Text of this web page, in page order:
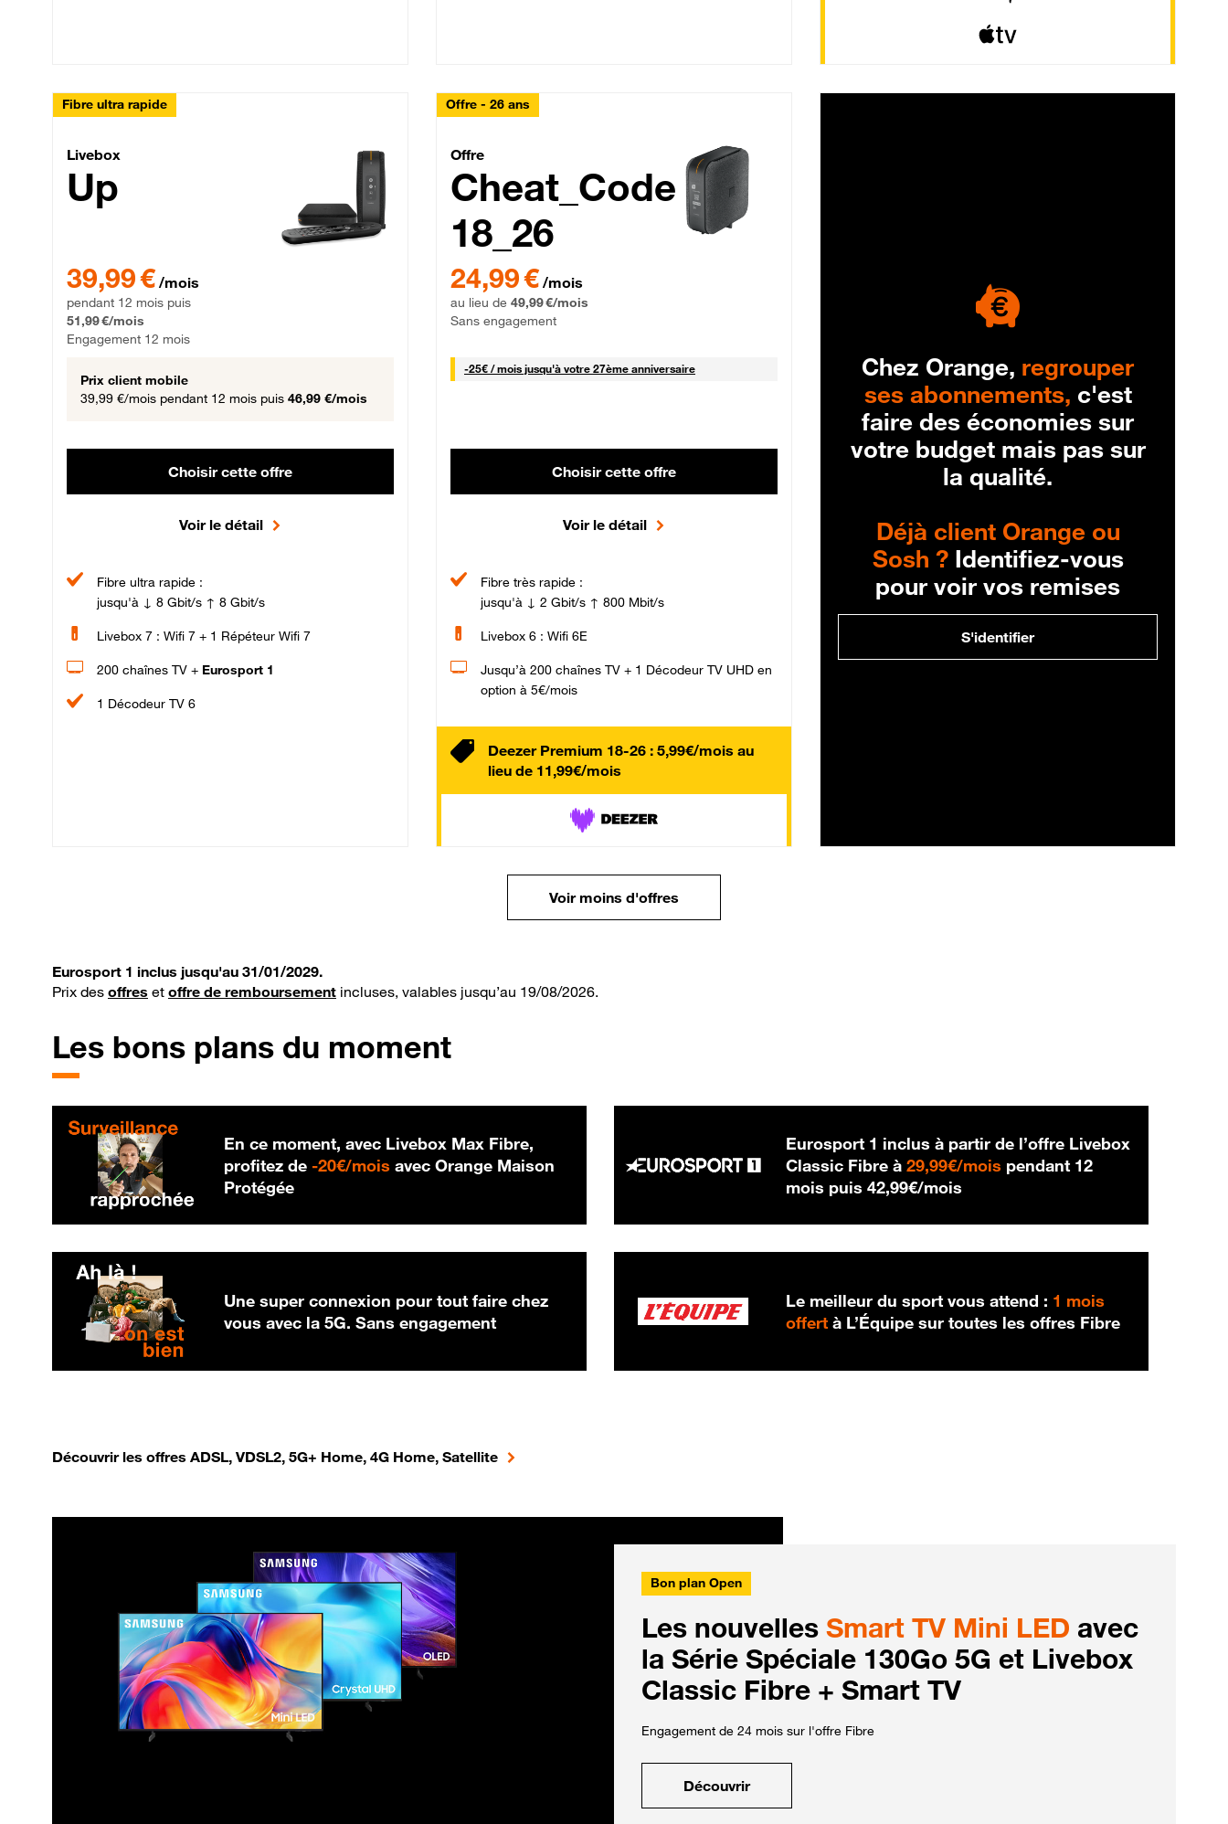
Fibre ultra rapide
Livebox Up Fibre
Livebox
Up
39,99 € /mois
pendant 12 mois puis
51,99 €/mois
Engagement 12 mois
Prix client mobile
39,99 €/mois pendant 12 mois puis 46,99 €/mois
Choisir cette offre
Voir le détail
Fibre ultra rapide :
jusqu'à ↓ 8 Gbit/s ↑ 8 Gbit/s
Livebox 7 : Wifi 7 + 1 Répéteur Wifi 7
200 chaînes TV + Eurosport 1
1 Décodeur TV 6
Offre - 26 ans
Cheat_Code Fibre_18_26
Offre
Cheat_Code
18_26
24,99 € /mois
au lieu de 49,99 €/mois
Sans engagement
-25€ / mois25 € par mois
jusqu'à votre 27ème anniversaire
Choisir cette offre
Voir le détail
Fibre très rapide :
jusqu'à ↓ 2 Gbit/s ↑ 800 Mbit/s
Livebox 6 : Wifi 6E
Jusqu’à 200 chaînes TV + 1 Décodeur TV UHD en
option à 5€/mois
Deezer Premium 18-26 : 5,99€/mois au
lieu de 11,99€/mois
Chez Orange, regrouper
ses abonnements, c'est
faire des économies sur
votre budget mais pas sur
la qualité.
Déjà client Orange ou
Sosh ?Identifiez-vous
pour voir vos remises
S'identifier
Voir moins d'offres
Eurosport 1 inclus jusqu'au 31/01/2029.
Prix des offres et offre de remboursement incluses, valables jusqu’au 19/08/2026.
Les bons plans du moment
En ce moment, avec Livebox Max Fibre,
profitez de -20€/mois 20 € par mois
avec Orange Maison
Protégée
Eurosport 1 inclus à partir de l’offre Livebox
Classic Fibre à29,99€/mois 29,99 € par mois
pendant 12
mois puis42,99€/mois
Une super connexion pour tout faire chez
vous avec la 5G. Sans engagement
Le meilleur du sport vous attend : 1 mois
offert à L’Équipe sur toutes les offres Fibre
Découvrir les offres ADSL, VDSL2, 5G+ Home, 4G Home, Satellite
Bon plan Open
Les nouvelles Smart TV Mini LED avec
la Série Spéciale 130Go 5G et Livebox
Classic Fibre + Smart TV
Engagement de 24 mois sur l'offre Fibre
Découvrir